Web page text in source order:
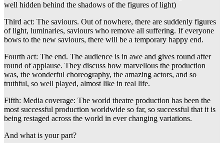
well hidden behind the shadows of the figures of light)
Third act: The saviours. Out of nowhere, there are suddenly figures
of light, luminaries, saviours who remove all suffering. If everyone
bows to the new saviours, there will be a temporary happy end.
Fourth act: The end. The audience is in awe and gives round after
round of applause. They discuss how marvellous the production
was, the wonderful choreography, the amazing actors, and so
truthful, so well played, almost like in real life.
Fifth: Media coverage: The world theatre production has been the
most successful production worldwide so far, so successful that it is
being restaged across the world in ever changing variations.
And what is your part?